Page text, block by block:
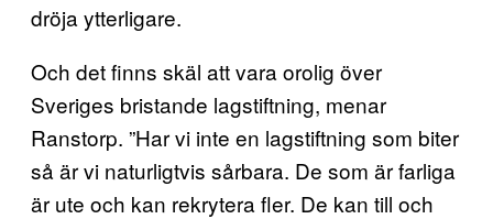
dröja ytterligare.
Och det finns skäl att vara orolig över
Sveriges bristande lagstiftning, menar
Ranstorp. ”Har vi inte en lagstiftning som biter
så är vi naturligtvis sårbara. De som är farliga
är ute och kan rekrytera fler. De kan till och